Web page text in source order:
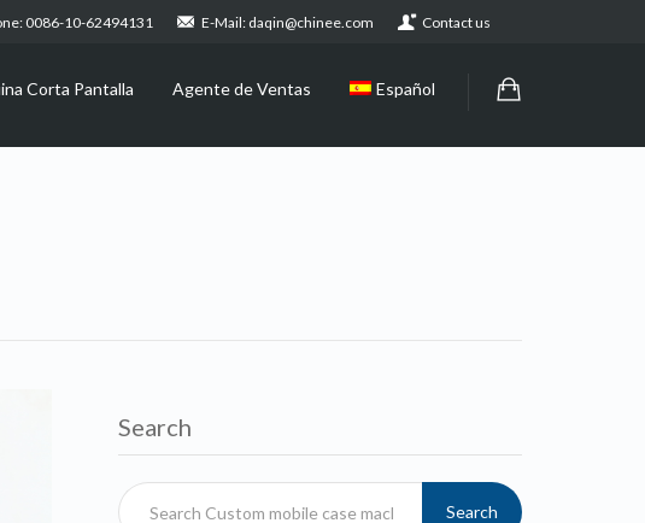
0086-10-62494131 E-Mail: daqin@chinee.com Contact us
Corta Pantalla Agente de Ventas Español
Search
Search